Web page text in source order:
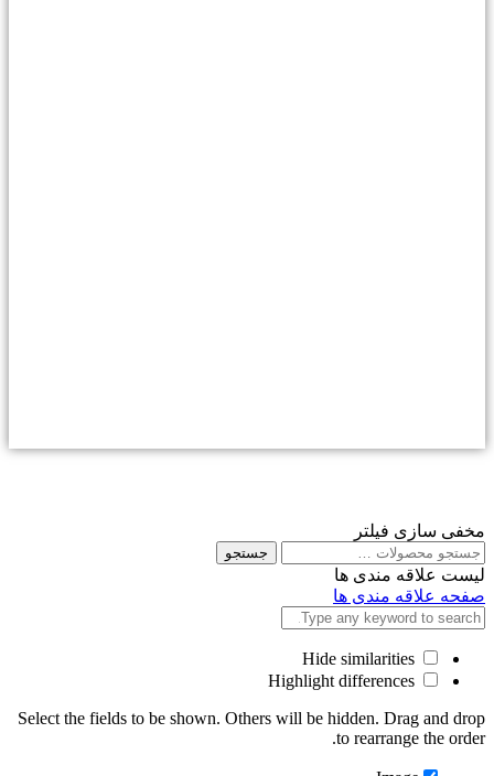
مخفی سازی فیلتر
جستجو
برای
جستجو
لیست علاقه مندی ها
صفحه علاقه مندی ها
Select the fields to be shown. Others will be hidden. Drag and drop
to rearrange the order.